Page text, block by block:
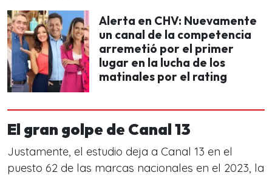
Alerta en CHV: Nuevamente
un canal de la competencia
arremetió por el primer
lugar en la lucha de los
matinales por el rating
El gran golpe de Canal 13
Justamente, el estudio deja a Canal 13 en el
puesto 62 de las marcas nacionales en el 2023, la